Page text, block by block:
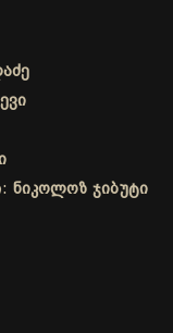
ნიკოლოზ ჯიბუტი